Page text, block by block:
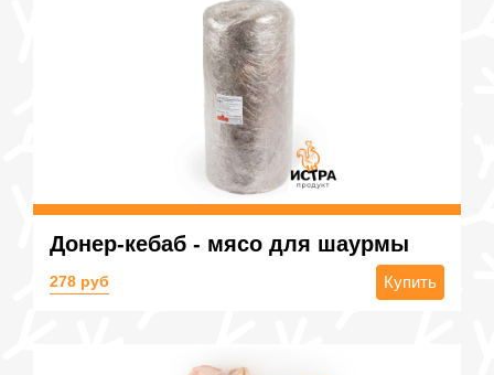
Донер-кебаб - мясо для шаурмы
278 руб Купить